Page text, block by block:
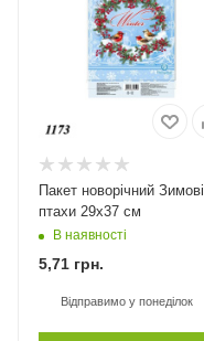
Пакет новорічний Зимові
птахи 29х37 см
В наявності
5,71 грн.
Відправимо у понеділок